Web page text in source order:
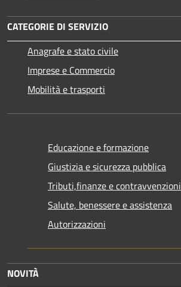
CATEGORIE DI SERVIZIO
Anagrafe e stato civile
Imprese e Commercio
Mobilità e trasporti
Educazione e formazione
Giustizia e sicurezza pubblica
Tributi,finanze e contravvenzioni
Salute, benessere e assistenza
Autorizzazioni
NOVITÀ